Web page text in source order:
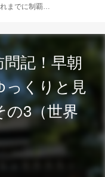
これまでに制覇した世界遺産
記！早朝
っくりと見
の3（世界